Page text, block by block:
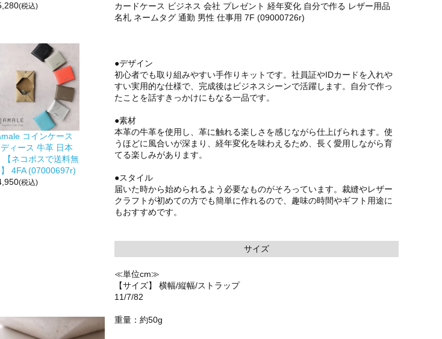
(税込)
コインケース
ディース 牛革 日本
【ネコポスで送料無
4FA (07000697r)
(税込)
カードケース ビジネス 会社 プレゼント 経年変化 自分で作る レザー用品
名札 ネームタグ 通勤 男性 仕事用 7F (09000726r)
●デザイン
初心者でも取り組みやすい手作りキットです。社員証やIDカードを入れや
すい実用的な仕様で、完成後はビジネスシーンで活躍します。自分で作っ
たことを話すきっかけにもなる一品です。
●素材
本革の牛革を使用し、革に触れる楽しさを感じながら仕上げられます。使
うほどに風合いが深まり、経年変化を味わえるため、長く愛用しながら育
てる楽しみがあります。
●スタイル
届いた時から始められるよう必要なものがそろっています。裁縫やレザー
クラフトが初めての方でも簡単に作れるので、趣味の時間やギフト用途に
もおすすめです。
サイズ
≪単位cm≫
【サイズ】 横幅/縦幅/ストラップ
11/7/82
重量：約50g